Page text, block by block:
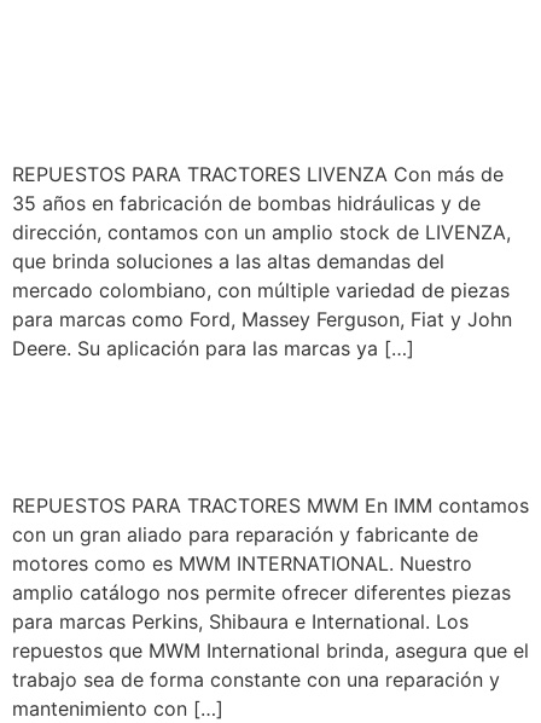
REPUESTOS PARA TRACTORES LIVENZA Con más de
35 años en fabricación de bombas hidráulicas y de
dirección, contamos con un amplio stock de LIVENZA,
que brinda soluciones a las altas demandas del
mercado colombiano, con múltiple variedad de piezas
para marcas como Ford, Massey Ferguson, Fiat y John
Deere. Su aplicación para las marcas ya […]
REPUESTOS PARA TRACTORES MWM En IMM contamos
con un gran aliado para reparación y fabricante de
motores como es MWM INTERNATIONAL. Nuestro
amplio catálogo nos permite ofrecer diferentes piezas
para marcas Perkins, Shibaura e International. Los
repuestos que MWM International brinda, asegura que el
trabajo sea de forma constante con una reparación y
mantenimiento con […]